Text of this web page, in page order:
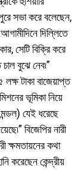
সভা করে বলেছেন,
দিল্লিতে
সেটি বিক্রি করে
বুঝে নেব৷”
টাকা বাজেয়াপ্ত
ভূমিকা নিয়ে
যেই ধরেছে
বিজেপির নারী
ক্ষমতায়নের কথা
করেছেন কেন্দ্রীয়